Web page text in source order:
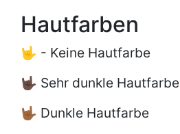
Hautfarben
🤟 - Keine Hautfarbe
🤟🏿 Sehr dunkle Hautfarbe
🤟🏾 Dunkle Hautfarbe